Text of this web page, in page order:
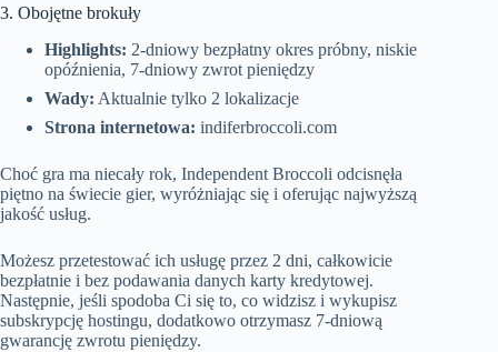
3. Obojętne brokuły
Highlights: 2-dniowy bezpłatny okres próbny, niskie
opóźnienia, 7-dniowy zwrot pieniędzy
Wady: Aktualnie tylko 2 lokalizacje
Strona internetowa: indiferbroccoli.com
Choć gra ma niecały rok, Independent Broccoli odcisnęła
piętno na świecie gier, wyróżniając się i oferując najwyższą
jakość usług.
Możesz przetestować ich usługę przez 2 dni, całkowicie
bezpłatnie i bez podawania danych karty kredytowej.
Następnie, jeśli spodoba Ci się to, co widzisz i wykupisz
subskrypcję hostingu, dodatkowo otrzymasz 7-dniową
gwarancję zwrotu pieniędzy.